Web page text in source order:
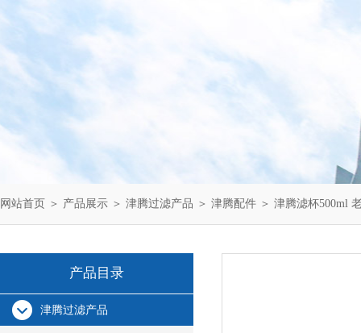
网站首页 ＞ 产品展示 ＞ 津腾过滤产品 ＞ 津腾配件 ＞ 津腾滤杯500ml
产品目录
津腾过滤产品